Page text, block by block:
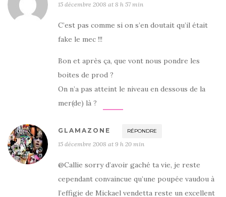
15 décembre 2008 at 8 h 57 min
C’est pas comme si on s’en doutait qu’il était
fake le mec !!!
Bon et après ça, que vont nous pondre les
boites de prod ?
On n’a pas atteint le niveau en dessous de la
mer(de) là ?
GLAMAZONE RÉPONDRE
15 décembre 2008 at 9 h 20 min
@Callie sorry d’avoir gaché ta vie, je reste
cependant convaincue qu’une poupée vaudou à
l’effigie de Mickael vendetta reste un excellent